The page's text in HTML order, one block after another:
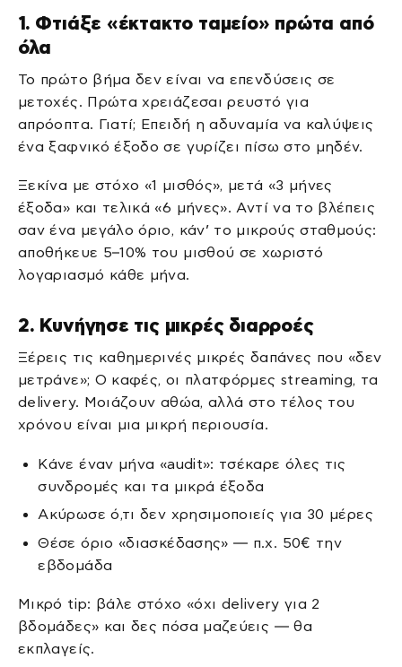
1. Φτιάξε «έκτακτο ταμείο» πρώτα από
όλα
Το πρώτο βήμα δεν είναι να επενδύσεις σε
μετοχές. Πρώτα χρειάζεσαι ρευστό για
απρόοπτα. Γιατί; Επειδή η αδυναμία να καλύψεις
ένα ξαφνικό έξοδο σε γυρίζει πίσω στο μηδέν.
Ξεκίνα με στόχο «1 μισθός», μετά «3 μήνες
έξοδα» και τελικά «6 μήνες». Αντί να το βλέπεις
σαν ένα μεγάλο όριο, κάν’ το μικρούς σταθμούς:
αποθήκευε 5–10% του μισθού σε χωριστό
λογαριασμό κάθε μήνα.
2. Κυνήγησε τις μικρές διαρροές
Ξέρεις τις καθημερινές μικρές δαπάνες που «δεν
μετράνε»; Ο καφές, οι πλατφόρμες streaming, τα
delivery. Μοιάζουν αθώα, αλλά στο τέλος του
χρόνου είναι μια μικρή περιουσία.
Κάνε έναν μήνα «audit»: τσέκαρε όλες τις
συνδρομές και τα μικρά έξοδα
Ακύρωσε ό,τι δεν χρησιμοποιείς για 30 μέρες
Θέσε όριο «διασκέδασης» — π.χ. 50€ την
εβδομάδα
Μικρό tip: βάλε στόχο «όχι delivery για 2
βδομάδες» και δες πόσα μαζεύεις — θα
εκπλαγείς.